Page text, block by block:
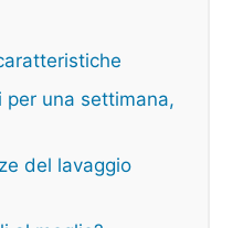
per una settimana,
del lavaggio